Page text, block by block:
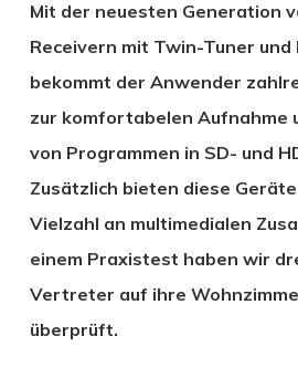
Mit der neuesten Generation
Receivern mit Twin-Tuner
bekommt der Anwender
zur komfortabelen Aufnahme
von Programmen in SD- und
Zusätzlich bieten diese
Vielzahl an multimedialen
einem Praxistest haben wir
Vertreter auf ihre
überprüft.